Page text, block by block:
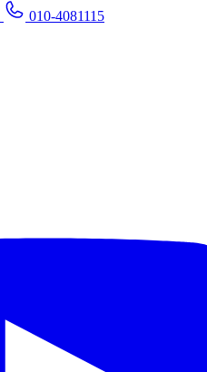
010-4081115